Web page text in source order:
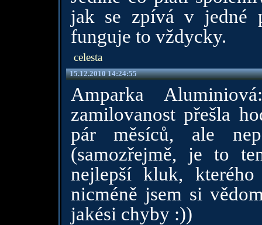
jak se zpívá v jedné
funguje to vždycky.
celesta
15.12.2010 14:24:55
Amparka
zamilovanost přešla
pár měsíců, ale
(samozřejmě, je to
nejlepší kluk,
nicméně jsem si
jakési chyby :))